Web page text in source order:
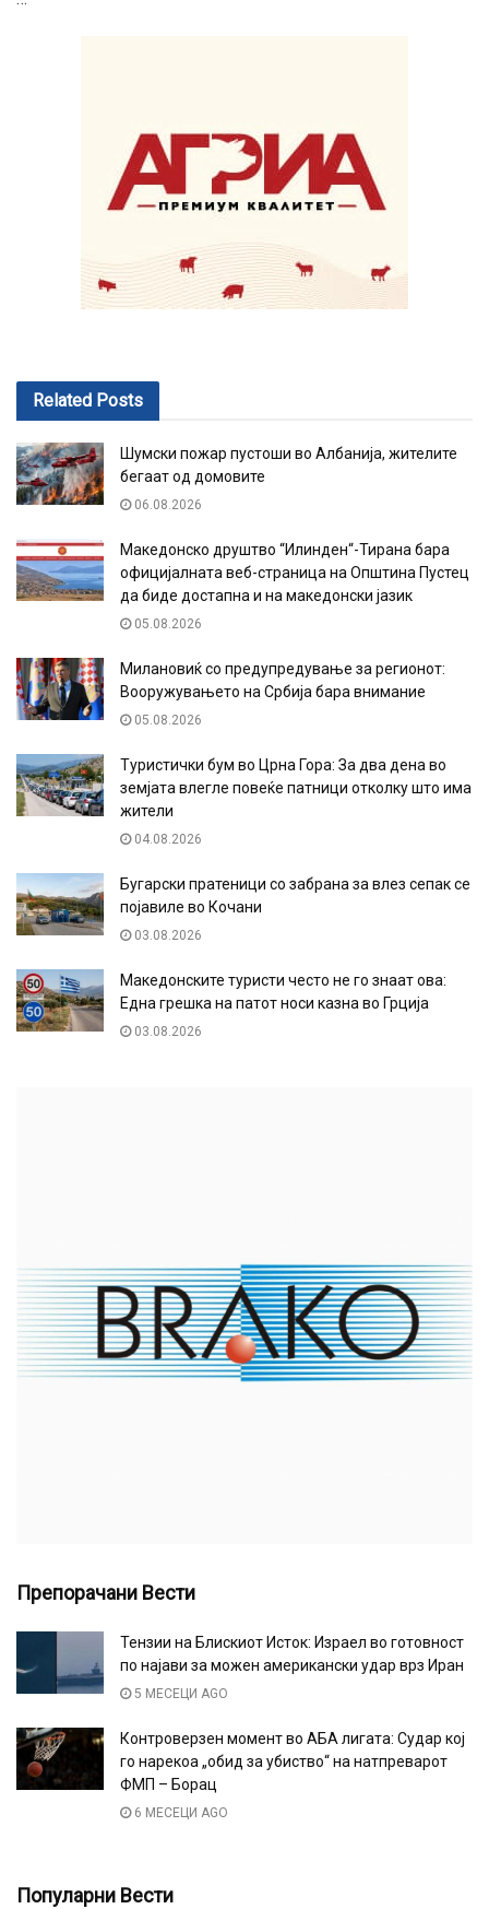
Related Posts
Шумски пожар пустоши во Албанија, жителите
бегаат од домовите
06.08.2026
Македонско друштво “Илинден“-Тирана бара
официјалната веб-страница на Општина Пустец
да биде достапна и на македонски јазик
05.08.2026
Милановиќ со предупредување за регионот:
Вооружувањето на Србија бара внимание
05.08.2026
Туристички бум во Црна Гора: За два дена во
земјата влегле повеќе патници отколку што има
жители
04.08.2026
Бугарски пратеници со забрана за влез сепак се
појавиле во Кочани
03.08.2026
Македонските туристи често не го знаат ова:
Една грешка на патот носи казна во Грција
03.08.2026
Препорачани Вести
Тензии на Блискиот Исток: Израел во готовност
по најави за можен американски удар врз Иран
5 МЕСЕЦИ AGO
Контроверзен момент во АБА лигата: Судар кој
го нарекоа „обид за убиство“ на натпреварот
ФМП – Борац
6 МЕСЕЦИ AGO
Популарни Вести